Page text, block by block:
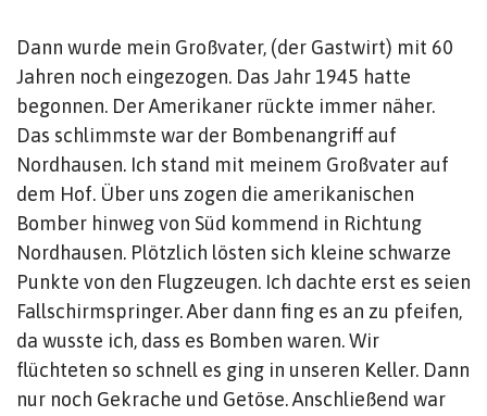
Dann wurde mein Großvater, (der Gastwirt) mit 60
Jahren noch eingezogen. Das Jahr 1945 hatte
begonnen. Der Amerikaner rückte immer näher.
Das schlimmste war der Bombenangriff auf
Nordhausen. Ich stand mit meinem Großvater auf
dem Hof. Über uns zogen die amerikanischen
Bomber hinweg von Süd kommend in Richtung
Nordhausen. Plötzlich lösten sich kleine schwarze
Punkte von den Flugzeugen. Ich dachte erst es seien
Fallschirmspringer. Aber dann fing es an zu pfeifen,
da wusste ich, dass es Bomben waren. Wir
flüchteten so schnell es ging in unseren Keller. Dann
nur noch Gekrache und Getöse. Anschließend war